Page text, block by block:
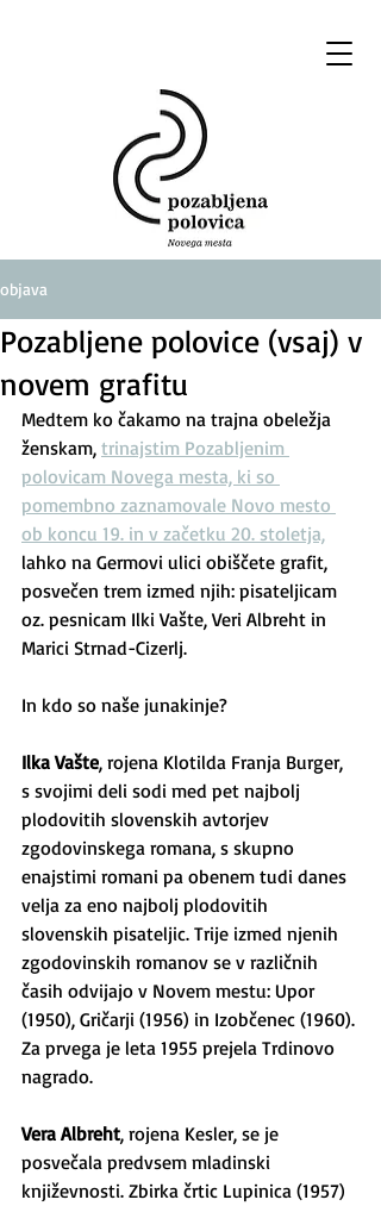
objava
Pozabljene polovice (vsaj) v
novem grafitu
Medtem ko čakamo na trajna obeležja
ženskam, trinajstim Pozabljenim
polovicam Novega mesta, ki so
pomembno zaznamovale Novo mesto
ob koncu 19. in v začetku 20. stoletja,
lahko na Germovi ulici obiščete grafit,
posvečen trem izmed njih: pisateljicam
oz. pesnicam Ilki Vašte, Veri Albreht in
Marici Strnad-Cizerlj.
In kdo so naše junakinje?
Ilka Vašte, rojena Klotilda Franja Burger,
s svojimi deli sodi med pet najbolj
plodovitih slovenskih avtorjev
zgodovinskega romana, s skupno
enajstimi romani pa obenem tudi danes
velja za eno najbolj plodovitih
slovenskih pisateljic. Trije izmed njenih
zgodovinskih romanov se v različnih
časih odvijajo v Novem mestu: Upor
(1950), Gričarji (1956) in Izobčenec (1960).
Za prvega je leta 1955 prejela Trdinovo
nagrado.
Vera Albreht, rojena Kesler, se je
posvečala predvsem mladinski
književnosti. Zbirka črtic Lupinica (1957)